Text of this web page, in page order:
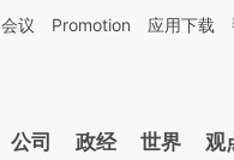
会议 Promotion 应用下载
公司 政经 世界 观